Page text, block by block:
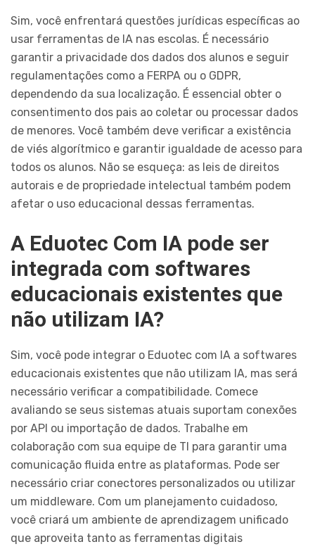
Sim, você enfrentará questões jurídicas específicas ao
usar ferramentas de IA nas escolas. É necessário
garantir a privacidade dos dados dos alunos e seguir
regulamentações como a FERPA ou o GDPR,
dependendo da sua localização. É essencial obter o
consentimento dos pais ao coletar ou processar dados
de menores. Você também deve verificar a existência
de viés algorítmico e garantir igualdade de acesso para
todos os alunos. Não se esqueça: as leis de direitos
autorais e de propriedade intelectual também podem
afetar o uso educacional dessas ferramentas.
A Eduotec Com IA pode ser
integrada com softwares
educacionais existentes que
não utilizam IA?
Sim, você pode integrar o Eduotec com IA a softwares
educacionais existentes que não utilizam IA, mas será
necessário verificar a compatibilidade. Comece
avaliando se seus sistemas atuais suportam conexões
por API ou importação de dados. Trabalhe em
colaboração com sua equipe de TI para garantir uma
comunicação fluida entre as plataformas. Pode ser
necessário criar conectores personalizados ou utilizar
um middleware. Com um planejamento cuidadoso,
você criará um ambiente de aprendizagem unificado
que aproveita tanto as ferramentas digitais